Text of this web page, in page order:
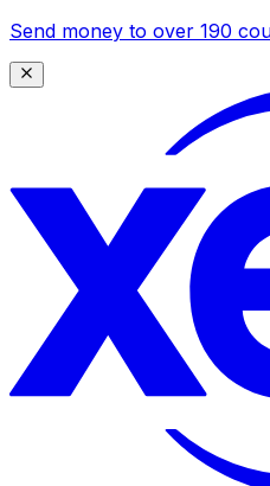
Send money to over 190